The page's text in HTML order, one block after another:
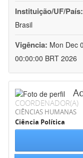
Instituição/UF/País:
Brasil
Vigência: Mon Dec
00:00:00 BRT 2026
COORDENADOR(A)
CIÊNCIAS HUMANAS
Ciência Política